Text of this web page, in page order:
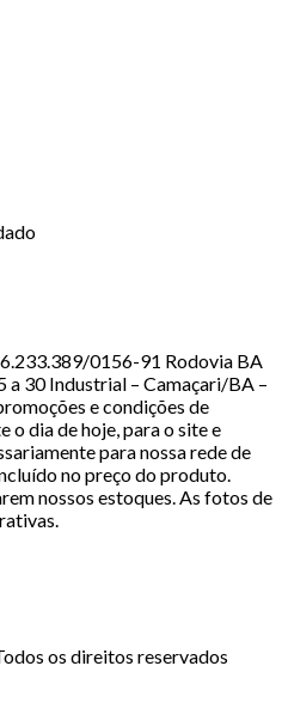
0156-91 Rodovia BA
a 30 Industrial – Camaçari/BA –
e condições de
o dia de hoje, para o site e
para nossa rede de
no preço do produto.
nossos estoques. As fotos de
os direitos reservados